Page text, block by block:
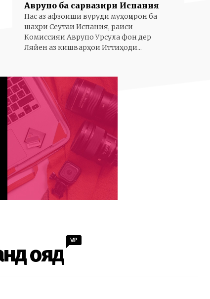
Аврупо ба сарвазири Испания
Пас аз афзоиши вуруди муҳоҷирон ба
шаҳри Сеутаи Испания, раиси
Комиссияи Аврупо Урсула фон дер
Ляйен аз кишварҳои Иттиҳоди...
ояд
VIP